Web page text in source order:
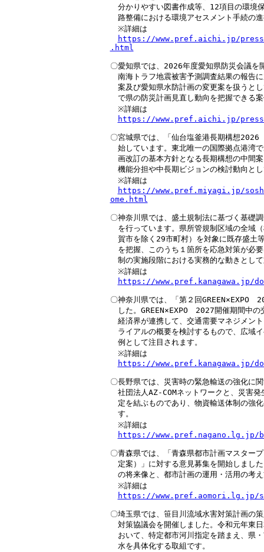
分かりやすい図書作成等、12項目の環境
路整備における環境アセスメント手続の
※詳細は
https://www.pref.aichi.jp/
.html
〇愛知県では、2026年度愛知県防災会議を
南海トラフ地震被害予測調査結果の報告
案及び愛知県水防計画の変更案を扱うと
で県の防災計画見直し動向を把握できる
※詳細は
https://www.pref.aichi.jp/
〇宮城県では、「仙台塩釜港長期構想2026
始しています。東北唯一の国際拠点港湾
画改訂の基本方針となる長期構想の中間
機能分担や中長期ビジョンの検討動向と
※詳細は
https://www.pref.miyagi.jp/
ome.html
〇神奈川県では、盛土規制法に基づく基礎
を行っています。県所管規制区域の全域
賀市を除く29市町村）を対象に既存盛土
を把握、このうち１箇所を応急対策が必
制の実施段階における実務的な動きとし
※詳細は
https://www.pref.kanagawa.jp/
〇神奈川県では、「第２回GREEN×EXPO
した。GREEN×EXPO　2027開催期間中
経済界が連携して、交通需要マネジメン
ライアルの概要を検討するもので、広域
例として注目されます。
※詳細は
https://www.pref.kanagawa.jp/
〇長野県では、災害時の緊急輸送の強化に
社団法人AZ-COMネットワークと、災害
定を結ぶものであり、物資輸送体制の強
す。
※詳細は
https://www.pref.nagano.lg.jp/
〇青森県では、「青森県都市計画マスター
定案）」に対する意見募集を開始しまし
の将来像と、都市計画の運用・活用の考
※詳細は
https://www.pref.aomori.lg.jp/
〇埼玉県では、笹目川流域水害対策計画の
対策協議会を開催しました。令和元年東
おいて、特定都市河川指定を踏まえ、県
水を具体化する取組です。